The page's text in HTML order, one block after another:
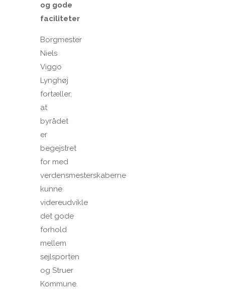
og gode
faciliteter
Borgmester
Niels
Viggo
Lynghøj
fortæller,
at
byrådet
er
begejstret
for med
verdensmesterskaberne
kunne
videreudvikle
det gode
forhold
mellem
sejlsporten
og Struer
Kommune.